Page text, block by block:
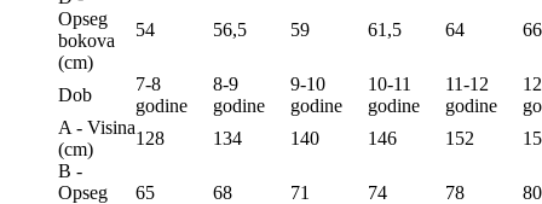
Opseg
bokova
(сm)
54 56,5 59 61,5 64 66
Dob
7-8
godine
8-9
godine
9-10
godine
10-11
godine
11-12
godine
A - Visina
(сm)
128 134 140 146 152
B -
Opseg
65 68 71 74 78 80